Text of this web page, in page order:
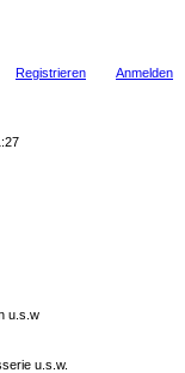
Anmelden
Registrieren
u.s.w
u.s.w.